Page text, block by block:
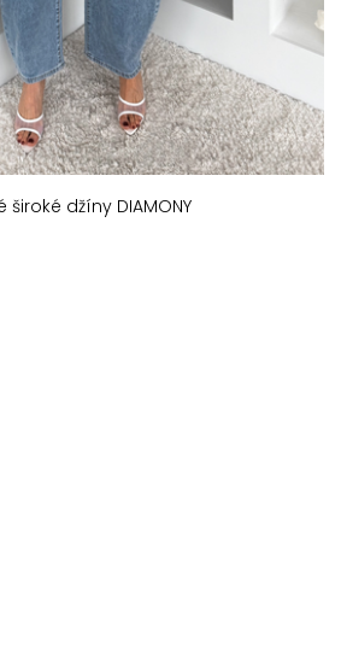
džíny DIAMONY